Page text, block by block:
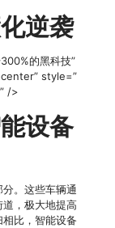
逆袭
的黑科技”
style=”
/>
设备
。这些车辆通
，极大地提高
比，智能设备